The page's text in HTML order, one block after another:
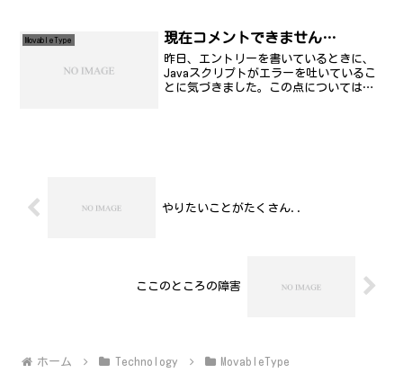
ので変えました。これは、...
MovableType 現在コメントできません…
昨日、エントリーを書いているときに、
Javaスクリプトがエラーを吐いているこ
とに気づきました。この点については、
やりたいことがたくさん..
ここのところの障害
ホーム Technology MovableType